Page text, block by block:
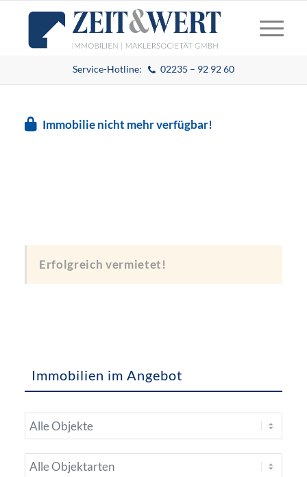
Service-Hotline: 02235 – 92 92 60
Immobilie nicht mehr verfügbar!
Erfolgreich vermietet!
Immobilien im Angebot